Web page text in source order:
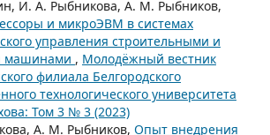
И. А. Рыбникова, А. М. Рыбников,
и микроЭВМ в системах
управления строительными и
машинами , Молодёжный вестник
филиала Белгородского
технологического университета
Том 3 № 3 (2023)
А. М. Рыбников, Опыт внедрения